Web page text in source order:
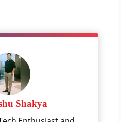
Shakya